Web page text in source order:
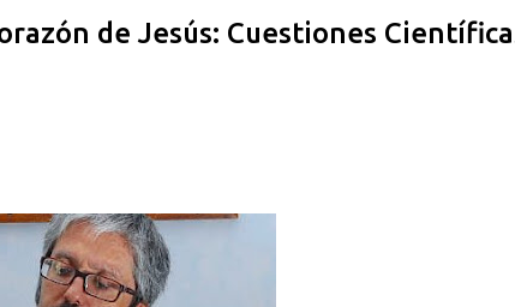
de Jesús: Cuestiones